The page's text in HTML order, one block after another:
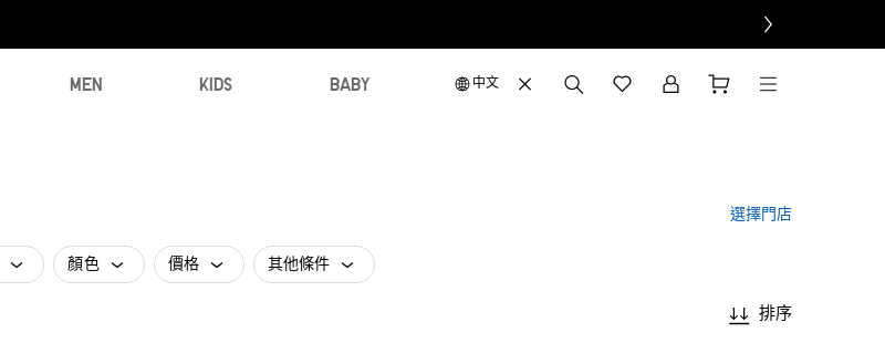
MEN KIDS BABY 中文
選擇門店
顏色 價格 其他條件
排序